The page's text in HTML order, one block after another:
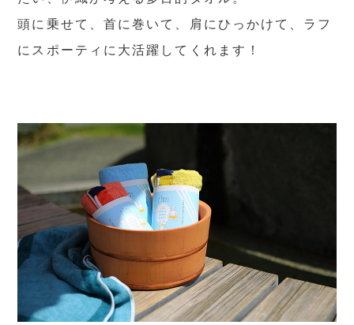
頭に乗せて、首に巻いて、肩にひっかけて、ラフ
にスポーティに大活躍してくれます！